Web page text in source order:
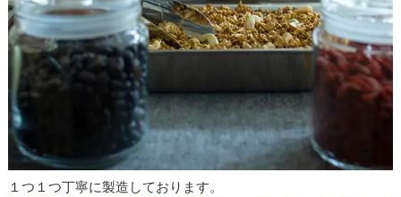
１つ１つ丁寧に製造しております。